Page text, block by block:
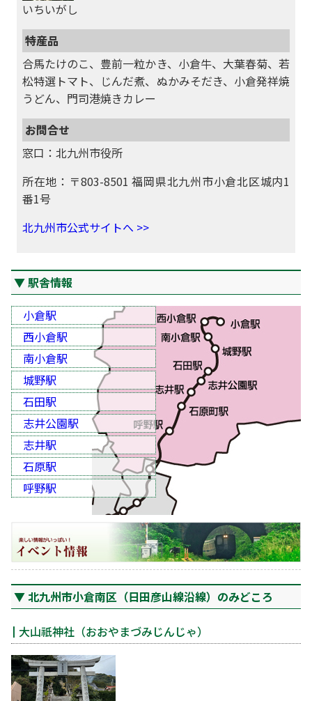
いちいがし
特産品
合馬たけのこ、豊前一粒かき、小倉牛、大葉春菊、若
松特選トマト、じんだ煮、ぬかみそだき、小倉発祥焼
うどん、門司港焼きカレー
お問合せ
窓口：北九州市役所
所在地：〒803-8501 福岡県北九州市小倉北区城内1
番1号
北九州市公式サイトへ >>
駅舎情報
小倉駅
西小倉駅
南小倉駅
城野駅
石田駅
志井公園駅
志井駅
石原駅
呼野駅
北九州市小倉南区（日田彦山線沿線）のみどころ
大山祇神社（おおやまづみじんじゃ）